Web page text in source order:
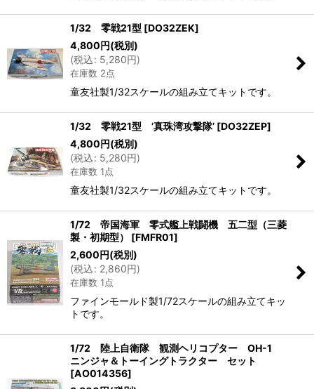
1/32 零戦21型 [DO32ZEK]
4,800円(税別)
(税込: 5,280円)
在庫数 2点
童友社製1/32スケールの組み立てキットです。
1/32 零戦21型 ’真珠湾攻撃隊’ [DO32ZEP]
4,800円(税別)
(税込: 5,280円)
在庫数 1点
童友社製1/32スケールの組み立てキットです。
1/72 帝国海軍 零式艦上戦闘機 五二型（三菱
製・初期型）
[FMFR01]
2,600円(税別)
(税込: 2,860円)
在庫数 1点
ファインモールド製1/72スケールの組み立てキッ
トです。
1/72 陸上自衛隊 観測ヘリコプター OH-1
ニンジャ＆トーイングトラクター セット
[AO014356]